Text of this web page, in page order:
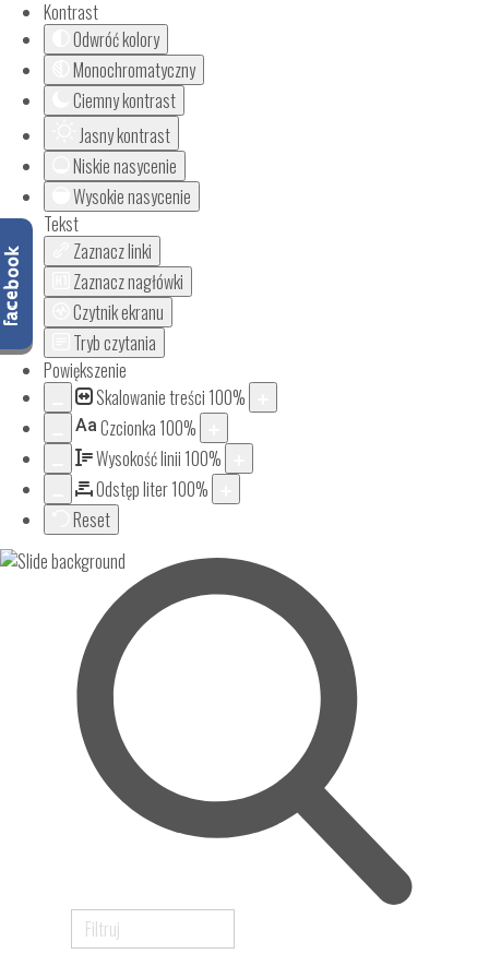
Kontrast
Odwróć kolory
Monochromatyczny
Ciemny kontrast
Jasny kontrast
Niskie nasycenie
Wysokie nasycenie
Tekst
Zaznacz linki
Zaznacz nagłówki
Czytnik ekranu
Tryb czytania
Powiększenie
Skalowanie treści 100%
Aa Czcionka 100%
Wysokość linii 100%
Odstęp liter100%
Reset